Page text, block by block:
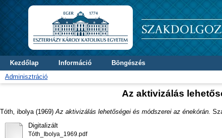
Kezdőlap Információ
Böngészés
Adminisztráció
Az aktivizálás
Tóth, ibolya (1969) Az aktivizálás lehetőségei és módszerei az énekórán.
Digitalizált
Tóth_Ibolya_1969.pdf